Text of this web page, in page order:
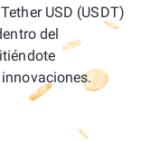
USD (USDT)
del